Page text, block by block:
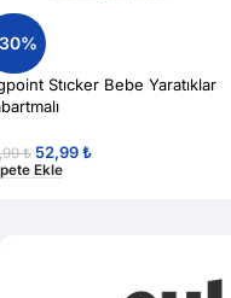
Stıcker Bebe Yaratıklar
₺ 52,99₺
Ekle